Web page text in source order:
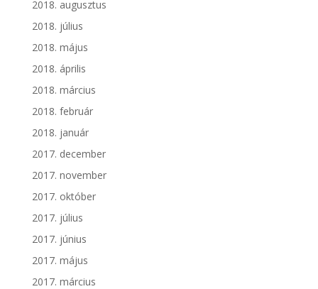
2018. augusztus
2018. július
2018. május
2018. április
2018. március
2018. február
2018. január
2017. december
2017. november
2017. október
2017. július
2017. június
2017. május
2017. március